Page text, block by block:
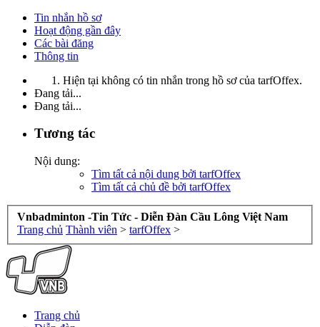
Tin nhắn hồ sơ
Hoạt động gần đây
Các bài đăng
Thông tin
Hiện tại không có tin nhắn trong hồ sơ của tarfOffex.
Đang tải...
Đang tải...
Tương tác
Nội dung:
Tìm tất cả nội dung bởi tarfOffex
Tìm tất cả chủ đề bởi tarfOffex
Vnbadminton -Tin Tức - Diễn Đàn Cầu Lông Việt Nam
Trang chủ Thành viên > tarfOffex >
Trang chủ